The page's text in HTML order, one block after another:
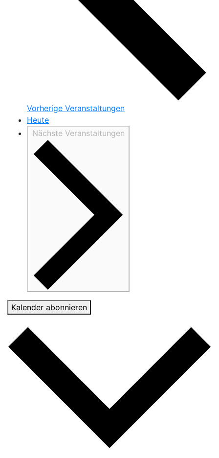
Vorherige Veranstaltungen
Heute
Nächste Veranstaltungen
Kalender abonnieren